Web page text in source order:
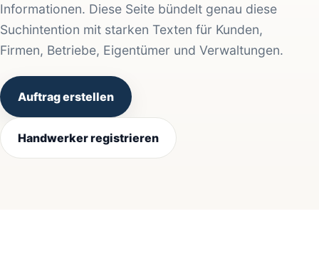
Informationen. Diese Seite bündelt genau diese
Suchintention mit starken Texten für Kunden,
Firmen, Betriebe, Eigentümer und Verwaltungen.
Auftrag erstellen
Handwerker registrieren